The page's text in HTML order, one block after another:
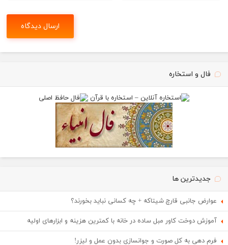
فال و استخاره
جدیدترین ها
عوارض جانبی قارچ شیتاکه + چه کسانی نباید بخورند؟
آموزش دوخت کاور مبل ساده در خانه با کمترین هزینه و ابزارهای اولیه
فرم دهی به کل صورت و جوانسازی بدون عمل و لیزر!